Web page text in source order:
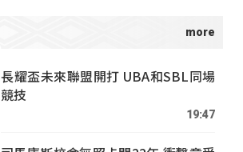
長耀盃未來聯盟開打 UBA和SBL同場
競技
19:47